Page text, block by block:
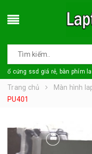
ổ cứng ssd giá rẻ, bàn phím
Trang chủ Màn hình
PU401